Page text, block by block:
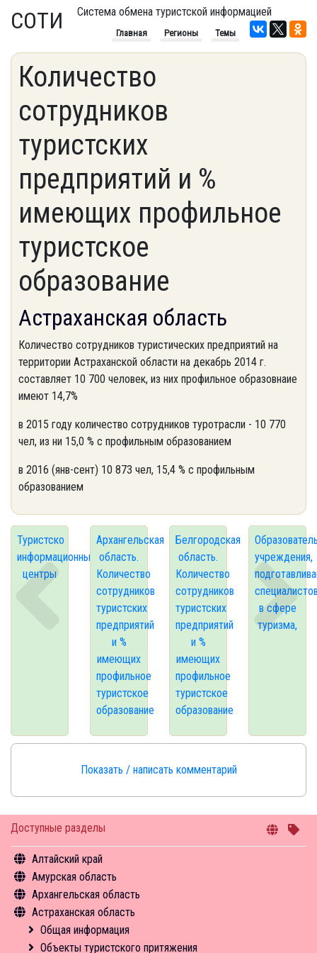
СОТИ Система обмена туристской информацией
Главная Регионы Темы
Доступные разделы
Алтайский край
Общая информация
Объекты туристского притяжения
Инфрастуктура туризма
Туризм в цифрах
Чем заняться
Амурская область
Общая информация
Объекты туристского притяжения
Инфрастуктура туризма
Туризм в цифрах
Архангельская область
Общая информация
Объекты туристского притяжения
Инфрастуктура туризма
Астраханская область
Общая информация
Объекты туристского притяжения
Количество
сотрудников
туристских
предприятий и %
имеющих профильное
туристское
образование
Астраханская область
Количество сотрудников туристических предприятий на
территории Астраханской области на декабрь 2014 г.
составляет 10 700 человек, из них профильное образовнаие
имеют 14,7%
в 2015 году количество сотрудников туротрасли - 10 770
чел, из ни 15,0 % с профильным образованием
в 2016 (янв-сент) 10 873 чел, 15,4 % с профильным
образованием
Туристско
информационные
центры
Архангельская
область.
Количество
сотрудников
туристских
предприятий
и %
имеющих
профильное
туристское
образование
Белгородская
область.
Количество
сотрудников
туристских
предприятий
и %
имеющих
профильное
туристское
образование
учреждения,
в сфере
туризма,
Показать / написать комментарий